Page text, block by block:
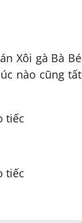
Xôi gà Bà Bé
nào cũng tất